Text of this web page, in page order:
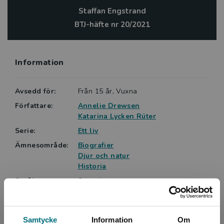
Samtycke Information Om
Rüter som fick Svenska Akademiens svensklärarpris
Staffan Engstrand
BTJ-häfte nr 20/2021
Information
Avsedd för:
Från 15 år, Vuxna
Författare:
Annelie Drewsen
Katarina Lycken Rüter
Serie:
Ett liv
Ämnesområde:
Biografier
Djur och natur
Historia
Språk:
Svenska
LIX:
31